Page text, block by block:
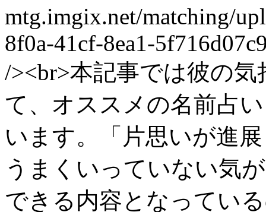
mtg.imgix.net/matching/
8f0a-41cf-8ea1-
/><br>本記事では彼の
て、オススメの名前占
います。「片思いが進
うまくいっていない気
できる内容となってい